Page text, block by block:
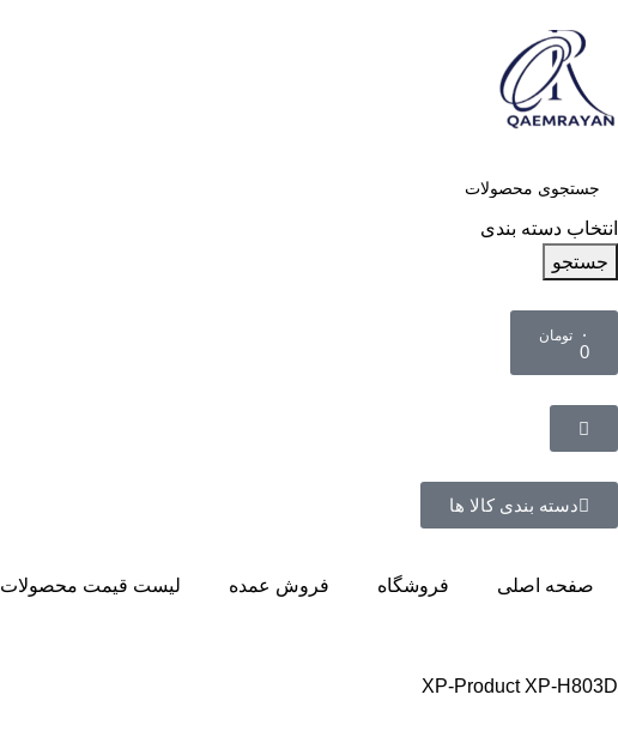
انتخاب دسته بندی
جستجو
۰ تومان
0
دسته بندی کالا ها
صفحه اصلی فروشگاه فروش عمده لیست قیمت محصولات
XP-Product XP-H803D